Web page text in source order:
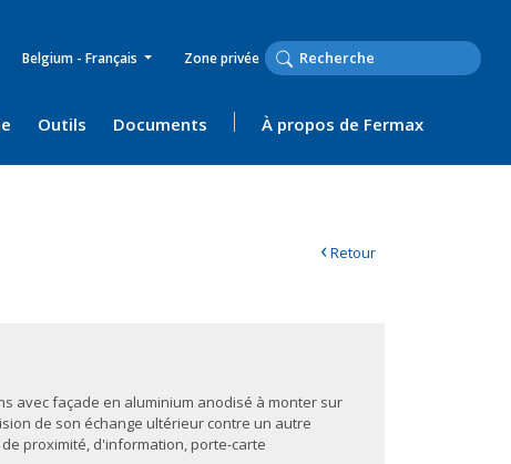
Belgium - Français Zone privée
Outils Documents À propos de Fermax
‹Retour
avec façade en aluminium anodisé à monter sur
de son échange ultérieur contre un autre
proximité, d'information, porte-carte